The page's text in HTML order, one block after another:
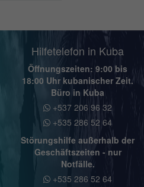
Hilfetelefon in Kuba
Öffnungszeiten: 9:00 bis
18:00 Uhr kubanischer Zeit.
Büro in Kuba
+537 206 96 32
+535 286 52 64
Störungshilfe außerhalb der
Geschäftszeiten - nur
Notfälle.
+535 286 52 64